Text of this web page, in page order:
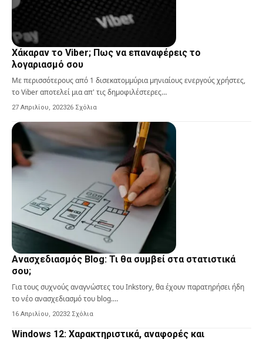
Χάκαραν το Viber; Πως να επαναφέρεις το
λογαριασμό σου
Με περισσότερους από 1 δισεκατομμύρια μηνιαίους ενεργούς χρήστες,
το Viber αποτελεί μια απ' τις δημοφιλέστερες…
27 Απριλίου, 202326 Σχόλια
Ανασχεδιασμός Blog: Τι θα συμβεί στα στατιστικά
σου;
Για τους συχνούς αναγνώστες του Inkstory, θα έχουν παρατηρήσει ήδη
το νέο ανασχεδιασμό του blog.…
16 Απριλίου, 20232 Σχόλια
Windows 12: Χαρακτηριστικά, αναφορές και